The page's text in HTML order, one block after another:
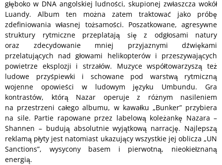
głęboko w DNA angolskiej ludności, skupionej zwłaszcza wokół
Luandy. Album ten można zatem traktować jako próbę
zdefiniowania własnej tożsamości. Poszatkowane, agresywne
struktury rytmiczne przeplatają się z odgłosami natury
oraz zdecydowanie mniej przyjaznymi dźwiękami
przelatujących nad głowami helikopterów i przeszywających
powietrze eksplozji i strzałów. Muzyce współtowarzyszą też
ludowe przyśpiewki i schowane pod warstwą rytmiczną
wojenne opowieści w ludowym języku Umbundu. Gra
kontrastów, którą Nazar operuje z różnym nasileniem
na przestrzeni całego albumu, w kawałku „Bunker” przybiera
na sile. Partie rapowane przez labelową koleżankę Nazara –
Shannen – budują absolutnie wyjątkową narrację. Najlepszą
reklamą płyty jest natomiast ukazujący wszystkie jej oblicza „UN
Sanctions”, wysycony basem i pierwotną, nieokiełznaną
energią.